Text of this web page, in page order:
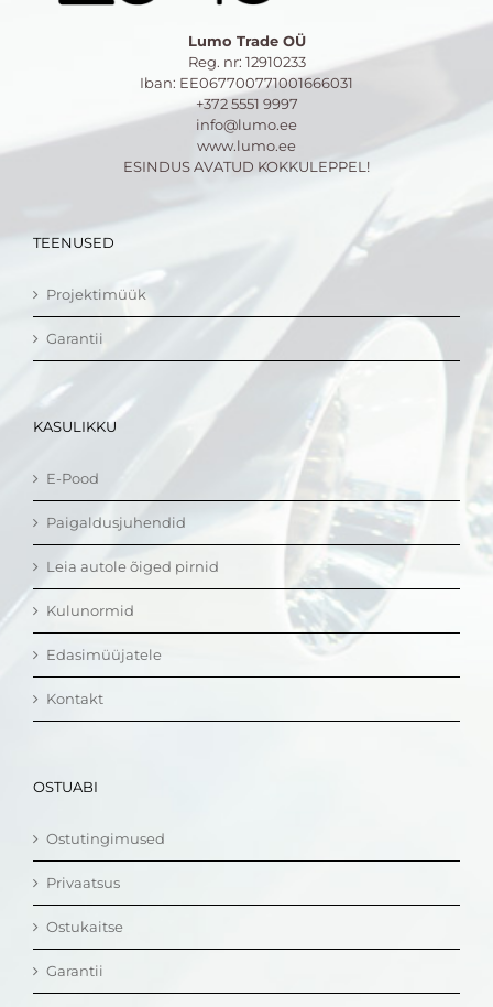
Lumo Trade OÜ
Reg. nr: 12910233
Iban: EE067700771001666031
+372 5551 9997
info@lumo.ee
www.lumo.ee
ESINDUS AVATUD KOKKULEPPEL!
TEENUSED
Projektimüük
Garantii
KASULIKKU
E-Pood
Paigaldusjuhendid
Leia autole õiged pirnid
Kulunormid
Edasimüüjatele
Kontakt
OSTUABI
Ostutingimused
Privaatsus
Ostukaitse
Garantii